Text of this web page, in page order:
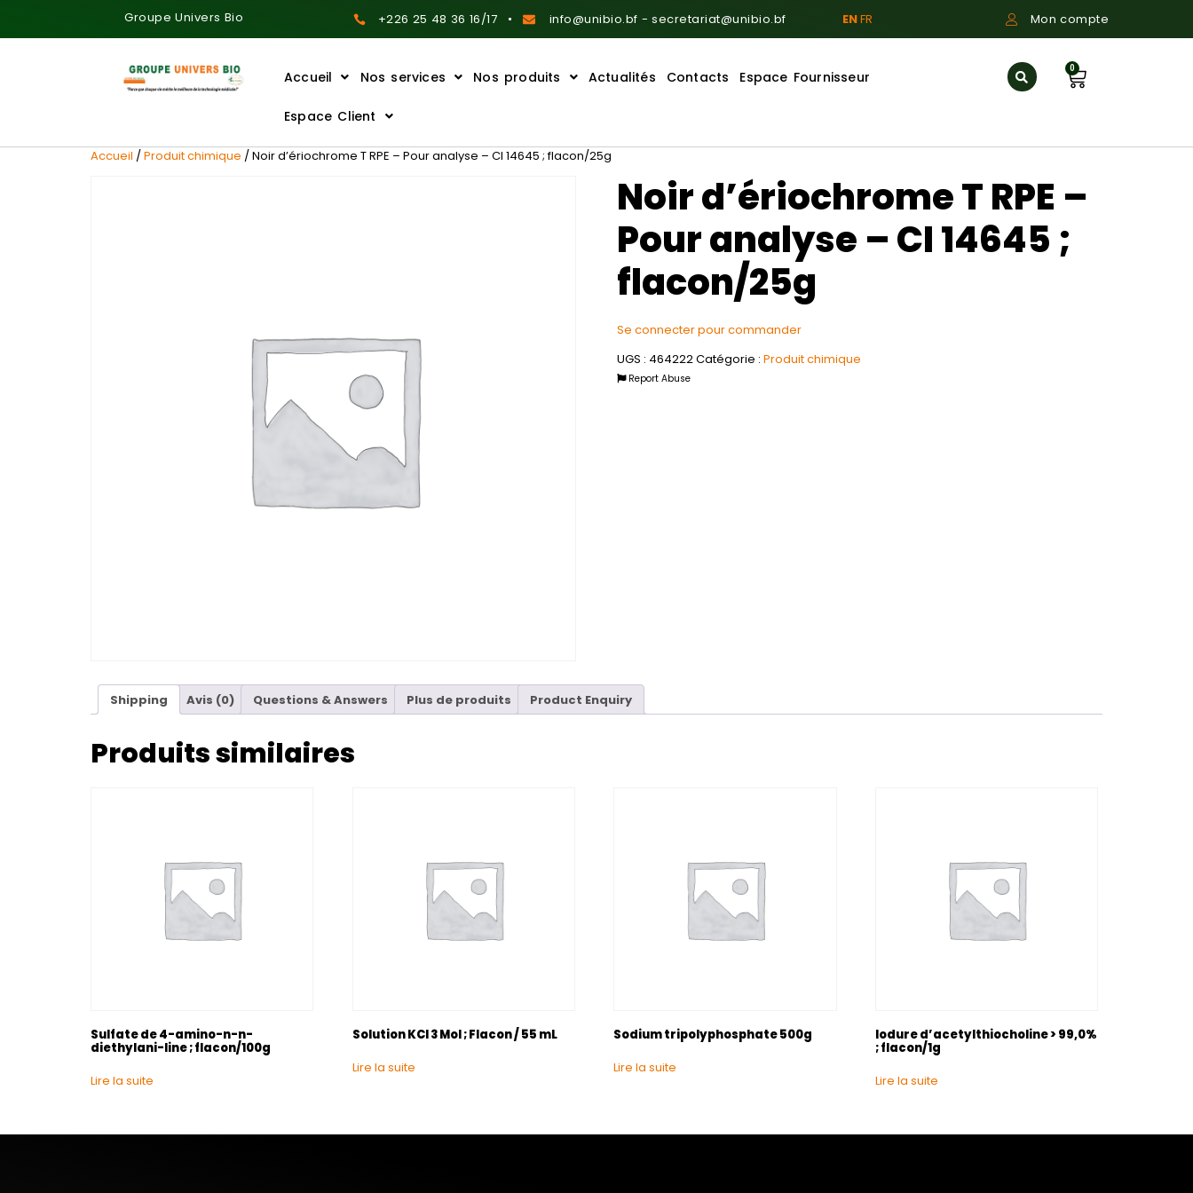
Groupe Univers Bio +226 25 48 36 16/17 info@unibio.bf - secretariat@unibio.bf ENFR Mon compte
Accueil Nos services Nos produits Actualités Contacts Espace Fournisseur
Espace Client
0
Accueil /Produit chimique / Noir d’ériochrome T RPE – Pour analyse – CI 14645 ; flacon/25g
Noir d’ériochrome T RPE –
Pour analyse – CI 14645 ;
flacon/25g
Se connecter pour commander
UGS : 464222Catégorie : Produit chimique
Report Abuse
Shipping Avis (0) Questions & Answers Plus de produits Product Enquiry
Produits similaires
Sulfate de 4-amino-n-n-
diethylani-line ; flacon/100g
Lire la suite
Solution KCl 3 Mol ; Flacon / 55 mL
Lire la suite
Sodium tripolyphosphate 500g
Lire la suite
Iodure d’acetylthiocholine > 99,0%
; flacon/1g
Lire la suite